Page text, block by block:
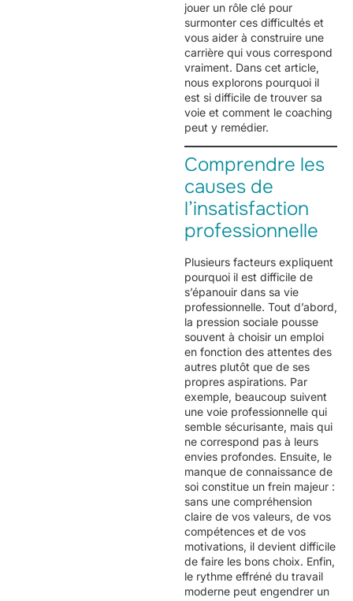
jouer un rôle clé pour
surmonter ces difficultés et
vous aider à construire une
carrière qui vous correspond
vraiment. Dans cet article,
nous explorons pourquoi il
est si difficile de trouver sa
voie et comment le coaching
peut y remédier.
Comprendre les
causes de
l’insatisfaction
professionnelle
Plusieurs facteurs expliquent
pourquoi il est difficile de
s’épanouir dans sa vie
professionnelle. Tout d’abord,
la pression sociale pousse
souvent à choisir un emploi
en fonction des attentes des
autres plutôt que de ses
propres aspirations. Par
exemple, beaucoup suivent
une voie professionnelle qui
semble sécurisante, mais qui
ne correspond pas à leurs
envies profondes. Ensuite, le
manque de connaissance de
soi constitue un frein majeur :
sans une compréhension
claire de vos valeurs, de vos
compétences et de vos
motivations, il devient difficile
de faire les bons choix. Enfin,
le rythme effréné du travail
moderne peut engendrer un